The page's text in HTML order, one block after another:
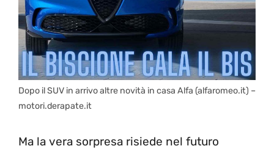
Dopo il SUV in arrivo altre novità in casa Alfa (alfaromeo.it) –
motori.derapate.it
Ma la vera sorpresa risiede nel futuro